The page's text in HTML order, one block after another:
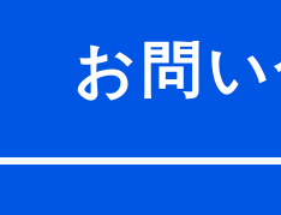
お問